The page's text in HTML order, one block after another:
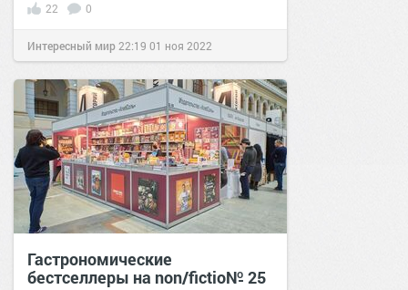
22 0
Интересный мир22:19 01 ноя 2022
Гастрономические
бестселлеры на non/fictio№ 25